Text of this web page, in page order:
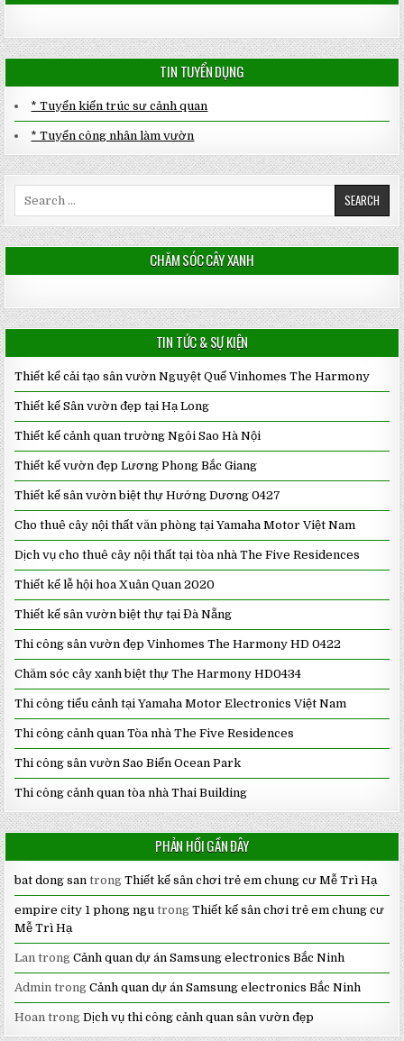
TIN TUYỂN DỤNG
* Tuyển kiến trúc sư cảnh quan
* Tuyển công nhân làm vườn
CHĂM SÓC CÂY XANH
TIN TỨC & SỰ KIỆN
Thiết kế cải tạo sân vườn Nguyệt Quế Vinhomes The Harmony
Thiết kế Sân vườn đẹp tại Hạ Long
Thiết kế cảnh quan trường Ngôi Sao Hà Nội
Thiết kế vườn đẹp Lương Phong Bắc Giang
Thiết kế sân vườn biệt thự Hướng Dương 0427
Cho thuê cây nội thất văn phòng tại Yamaha Motor Việt Nam
Dịch vụ cho thuê cây nội thất tại tòa nhà The Five Residences
Thiết kế lễ hội hoa Xuân Quan 2020
Thiết kế sân vườn biệt thự tại Đà Nẵng
Thi công sân vườn đẹp Vinhomes The Harmony HD 0422
Chăm sóc cây xanh biệt thự The Harmony HD0434
Thi công tiểu cảnh tại Yamaha Motor Electronics Việt Nam
Thi công cảnh quan Tòa nhà The Five Residences
Thi công sân vườn Sao Biển Ocean Park
Thi công cảnh quan tòa nhà Thai Building
PHẢN HỒI GẦN ĐÂY
bat dong san trongThiết kế sân chơi trẻ em chung cư Mễ Trì Hạ
empire city 1 phong ngu trongThiết kế sân chơi trẻ em chung cư
Mễ Trì Hạ
Lan trongCảnh quan dự án Samsung electronics Bắc Ninh
Admin trongCảnh quan dự án Samsung electronics Bắc Ninh
Hoan trongDịch vụ thi công cảnh quan sân vườn đẹp